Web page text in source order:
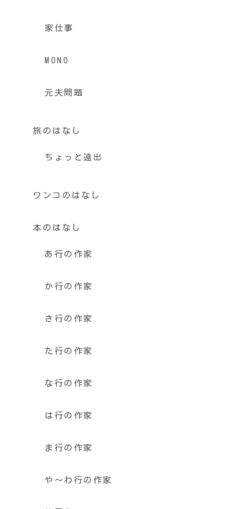
家仕事
MONO
元夫問題
旅のはなし
ちょっと遠出
ワンコのはなし
本のはなし
あ行の作家
か行の作家
さ行の作家
た行の作家
な行の作家
は行の作家
ま行の作家
や〜わ行の作家